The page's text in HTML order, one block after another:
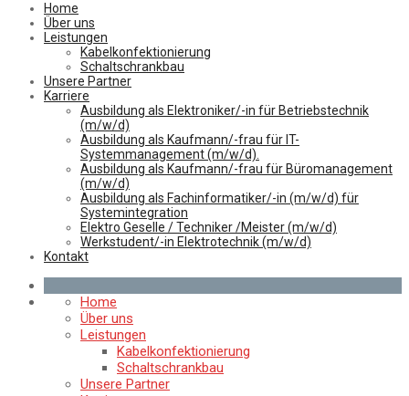
Home
Über uns
Leistungen
Kabelkonfektionierung
Schaltschrankbau
Unsere Partner
Karriere
Ausbildung als Elektroniker/-in für Betriebstechnik
(m/w/d)
Ausbildung als Kaufmann/-frau für IT-
Systemmanagement (m/w/d).
Ausbildung als Kaufmann/-frau für Büromanagement
(m/w/d)
Ausbildung als Fachinformatiker/-in (m/w/d) für
Systemintegration
Elektro Geselle / Techniker /Meister (m/w/d)
Werkstudent/-in Elektrotechnik (m/w/d)
Kontakt
Home
Über uns
Leistungen
Kabelkonfektionierung
Schaltschrankbau
Unsere Partner